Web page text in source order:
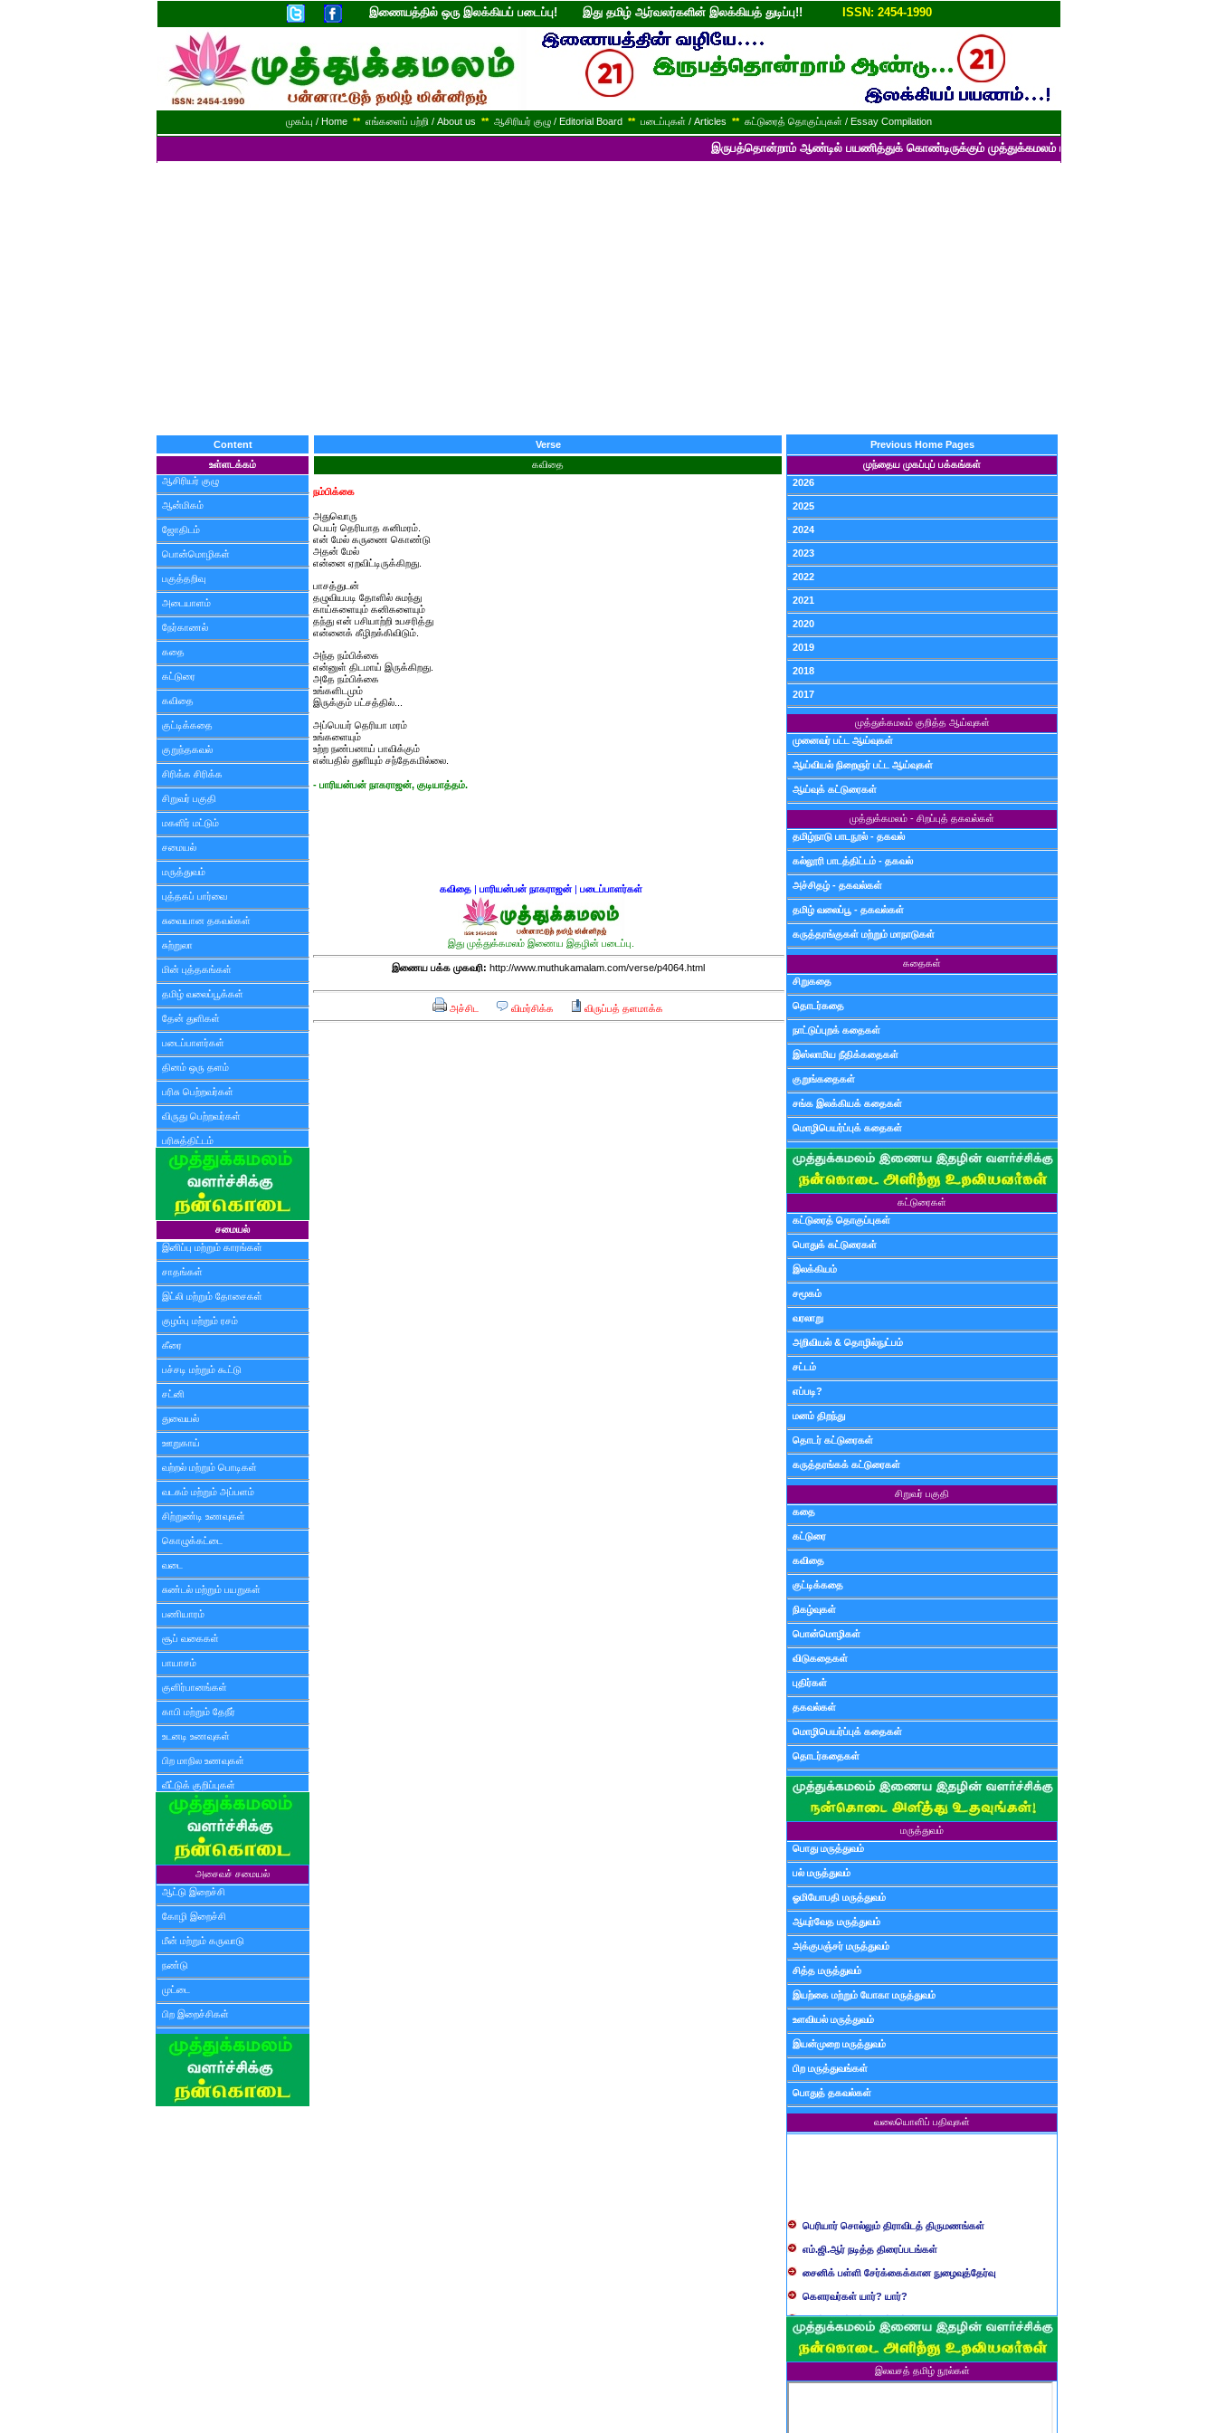
இணையத்தில் ஒரு இலக்கியப் படைப்பு! இது தமிழ் ஆர்வலர்களின் இலக்கியத் துடிப்பு!! ISSN: 2454-1990
முகப்பு / Home ** எங்களைப் பற்றி / About us ** ஆசிரியர் குழு / Editorial Board ** படைப்புகள் / Articles ** கட்டுரைத் தொகுப்புகள் / Essay Compilation
இருபத்தொன்றாம் ஆண்டில் பயணித்துக் கொண்டிருக்கும் முத்துக்கமலம் பன்னாட்டுத் தமிழ் மின்னிதழின்
Content
உள்ளடக்கம்
ஆசிரியர் குழு
ஆன்மிகம்
ஜோதிடம்
பொன்மொழிகள்
பகுத்தறிவு
அடையாளம்
நேர்காணல்
கதை
கட்டுரை
கவிதை
குட்டிக்கதை
குறுந்தகவல்
சிரிக்க சிரிக்க
சிறுவர் பகுதி
மகளிர் மட்டும்
சமையல்
மருத்துவம்
புத்தகப் பார்வை
சுவையான தகவல்கள்
சுற்றுலா
மின் புத்தகங்கள்
தமிழ் வலைப்பூக்கள்
தேன் துளிகள்
படைப்பாளர்கள்
தினம் ஒரு தளம்
பரிசு பெற்றவர்கள்
விருது பெற்றவர்கள்
பரிசுத்திட்டம்
சமையல்
இனிப்பு மற்றும் காரங்கள்
சாதங்கள்
இட்லி மற்றும் தோசைகள்
குழம்பு மற்றும் ரசம்
கீரை
பச்சடி மற்றும் கூட்டு
சட்னி
துவையல்
ஊறுகாய்
வற்றல் மற்றும் பொடிகள்
வடகம் மற்றும் அப்பளம்
சிற்றுண்டி உணவுகள்
கொழுக்கட்டை
வடை
சுண்டல் மற்றும் பயறுகள்
பணியாரம்
சூப் வகைகள்
பாயாசம்
குளிர்பானங்கள்
காபி மற்றும் தேநீர்
உடனடி உணவுகள்
பிற மாநில உணவுகள்
வீட்டுக் குறிப்புகள்
அசைவச் சமையல்
ஆட்டு இறைச்சி
கோழி இறைச்சி
மீன் மற்றும் கருவாடு
நண்டு
முட்டை
பிற இறைச்சிகள்
Verse
கவிதை
நம்பிக்கை
அதுவொரு
பெயர் தெரியாத கனிமரம்.
என் மேல் கருணை கொண்டு
அதன் மேல்
என்னை ஏறவிட்டிருக்கிறது.
பாசத்துடன்
தழுவியபடி தோளில் சுமந்து
காய்களையும் கனிகளையும்
தந்து என் பசியாற்றி உபசரித்து
என்னைக் கீழிறக்கிவிடும்.
அந்த நம்பிக்கை
என்னுள் திடமாய் இருக்கிறது.
அதே நம்பிக்கை
உங்களிடமும்
இருக்கும் பட்சத்தில்...
அப்பெயர் தெரியா மரம்
உங்களையும்
உற்ற நண்பனாய் பாவிக்கும்
என்பதில் துளியும் சந்தேகமில்லை.
- பாரியன்பன் நாகராஜன், குடியாத்தம்.
கவிதை| பாரியன்பன் நாகராஜன்| படைப்பாளர்கள்
இது முத்துக்கமலம் இணைய இதழின் படைப்பு.
இணைய பக்க முகவரி: http://www.muthukamalam.com/verse/p4064.html
அச்சிட விமர்சிக்க விருப்பத் தளமாக்க
Previous Home Pages
முந்தைய முகப்புப் பக்கங்கள்
2026
2025
2024
2023
2022
2021
2020
2019
2018
2017
முத்துக்கமலம் குறித்த ஆய்வுகள்
முனைவர் பட்ட ஆய்வுகள்
ஆய்வியல் நிறைஞர் பட்ட ஆய்வுகள்
ஆய்வுக் கட்டுரைகள்
முத்துக்கமலம் - சிறப்புத் தகவல்கள்
தமிழ்நாடு பாடநூல் - தகவல்
கல்லூரி பாடத்திட்டம் - தகவல்
அச்சிதழ் - தகவல்கள்
தமிழ் வலைப்பூ - தகவல்கள்
கருத்தரங்குகள் மற்றும் மாநாடுகள்
கதைகள்
சிறுகதை
தொடர்கதை
நாட்டுப்புறக் கதைகள்
இஸ்லாமிய நீதிக்கதைகள்
குறுங்கதைகள்
சங்க இலக்கியக் கதைகள்
மொழிபெயர்ப்புக் கதைகள்
கட்டுரைகள்
கட்டுரைத் தொகுப்புகள்
பொதுக் கட்டுரைகள்
இலக்கியம்
சமூகம்
வரலாறு
அறிவியல் & தொழில்நுட்பம்
சட்டம்
எப்படி?
மனம் திறந்து
தொடர் கட்டுரைகள்
கருத்தரங்கக் கட்டுரைகள்
சிறுவர் பகுதி
கதை
கட்டுரை
கவிதை
குட்டிக்கதை
நிகழ்வுகள்
பொன்மொழிகள்
விடுகதைகள்
புதிர்கள்
தகவல்கள்
மொழிபெயர்ப்புக் கதைகள்
தொடர்கதைகள்
மருத்துவம்
பொது மருத்துவம்
பல் மருத்துவம்
ஓமியோபதி மருத்துவம்
ஆயுர்வேத மருத்துவம்
அக்குபஞ்சர் மருத்துவம்
சித்த மருத்துவம்
இயற்கை மற்றும் யோகா மருத்துவம்
உளவியல் மருத்துவம்
இயன்முறை மருத்துவம்
பிற மருத்துவங்கள்
பொதுத் தகவல்கள்
வலையொளிப் பதிவுகள்
எம்.ஜி.ஆர் நடித்த திரைப்படங்கள்
சைனிக் பள்ளி சேர்க்கைக்கான நுழைவுத்தேர்வு
கௌரவர்கள் யார்? யார்?
தமிழ் ஆண்டுப் பெயர்கள்
பிள்ளையார் சுழி வந்தது எப்படி?
வருவது போவது, வந்தால் போகாது, போனால் வராது...?
பண்டைய படைப் பெயர்கள்இலவசத் தமிழ் நூல்கள்